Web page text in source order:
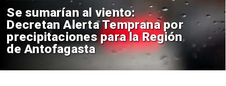
Se sumarían al viento:
Decretan Alerta Temprana por
precipitaciones para la Región
de Antofagasta